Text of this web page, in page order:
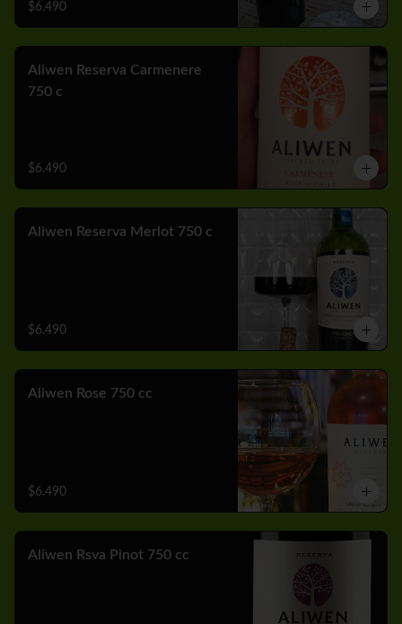
$6.490
Aliwen Reserva Carmenere
750 c
$6.490
Aliwen Reserva Merlot 750 c
$6.490
Aliwen Rose 750 cc
$6.490
Aliwen Rsva Pinot 750 cc